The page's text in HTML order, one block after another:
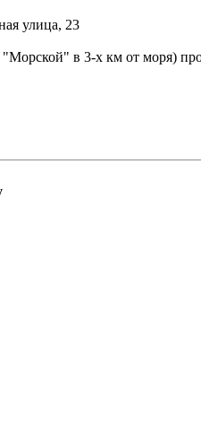
улица, 23
"Морской" в 3-х км от моря)